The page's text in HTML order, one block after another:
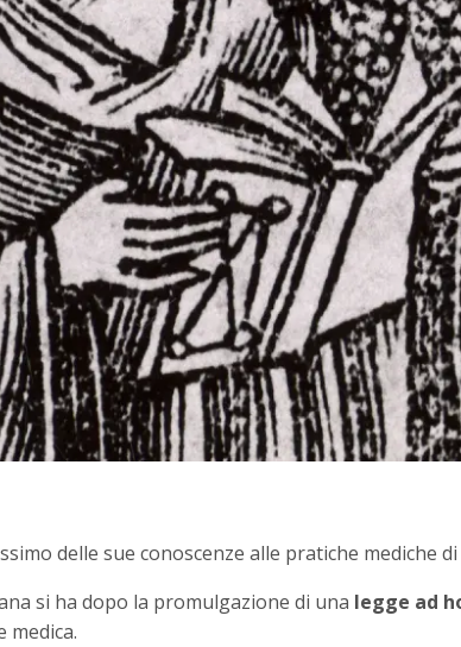
delle sue conoscenze alle pratiche mediche
si ha dopo la promulgazione di una legge ad
medica.